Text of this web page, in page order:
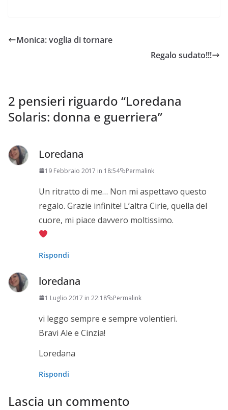
Monica: voglia di tornare
Regalo sudato!!!
2 pensieri riguardo “Loredana
Solaris: donna e guerriera”
Loredana
19 Febbraio 2017 in 18:54 Permalink
Un ritratto di me… Non mi aspettavo questo
regalo. Grazie infinite! L’altra Cirie, quella del
cuore, mi piace davvero moltissimo.
Rispondi
loredana
1 Luglio 2017 in 22:18 Permalink
vi leggo sempre e sempre volentieri.
Bravi Ale e Cinzia!
Loredana
Rispondi
Lascia un commento